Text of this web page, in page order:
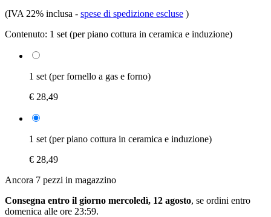
(IVA 22% inclusa - spese di spedizione escluse )
Contenuto: 1 set (per piano cottura in ceramica e induzione)
1 set (per fornello a gas e forno)
€ 28,49
1 set (per piano cottura in ceramica e induzione)
€ 28,49
Ancora 7 pezzi in magazzino
Consegna entro il giorno mercoledì, 12 agosto, se ordini entro
domenica alle ore 23:59.